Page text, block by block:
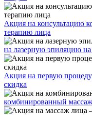
Акция на консультацию
терапию лица
на лазерную эпиляцию
Акция на первую
скидка
комбинированный